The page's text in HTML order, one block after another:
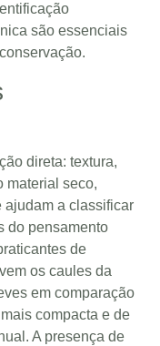
são essenciais
direta: textura,
material seco,
ajudam a classificar
do pensamento
de
os caules da
em comparação
compacta e de
A presença de